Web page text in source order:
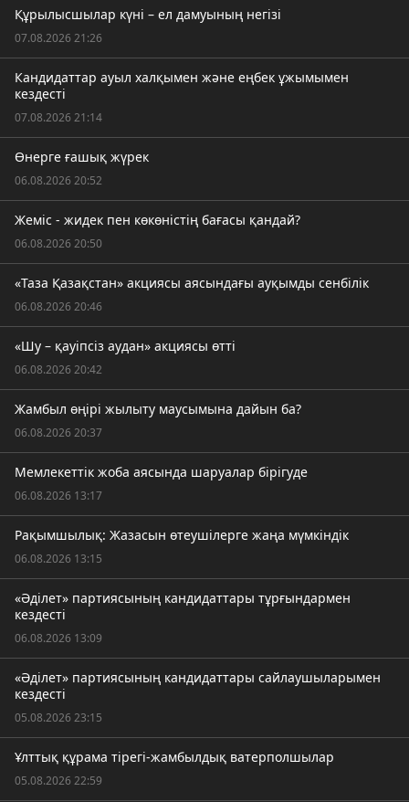
Құрылысшылар күні – ел дамуының негізі
07.08.2026 21:26
Кандидаттар ауыл халқымен және еңбек ұжымымен
кездесті
07.08.2026 21:14
Өнерге ғашық жүрек
06.08.2026 20:52
Жеміс - жидек пен көкөністің бағасы қандай?
06.08.2026 20:50
«Таза Қазақстан» акциясы аясындағы ауқымды сенбілік
06.08.2026 20:46
«Шу – қауіпсіз аудан» акциясы өтті
06.08.2026 20:42
Жамбыл өңірі жылыту маусымына дайын ба?
06.08.2026 20:37
Мемлекеттік жоба аясында шаруалар бірігуде
06.08.2026 13:17
Рақымшылық: Жазасын өтеушілерге жаңа мүмкіндік
06.08.2026 13:15
«Әділет» партиясының кандидаттары тұрғындармен
кездесті
06.08.2026 13:09
«Әділет» партиясының кандидаттары сайлаушыларымен
кездесті
05.08.2026 23:15
Ұлттық құрама тірегі-жамбылдық ватерполшылар
05.08.2026 22:59